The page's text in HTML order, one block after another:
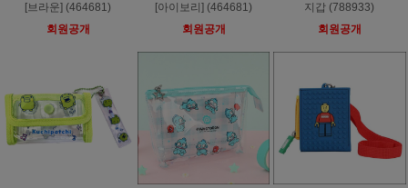
[브라운] (464681)
회원공개
[아이보리] (464681)
회원공개
지갑 (788933)
회원공개